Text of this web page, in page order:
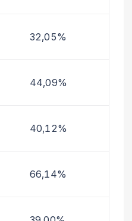
32,05%
44,09%
40,12%
66,14%